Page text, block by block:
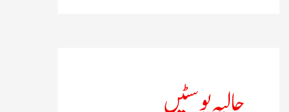
حالیہ پوسٹیں